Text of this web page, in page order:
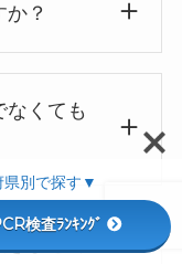
？
なくても
きません
別で探す▼
検査ﾗﾝｷﾝｸﾞ